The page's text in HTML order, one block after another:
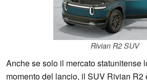
Rivian R2 SUV
Anche se solo il mercato statunitense
momento del lancio, il SUV Rivian R2